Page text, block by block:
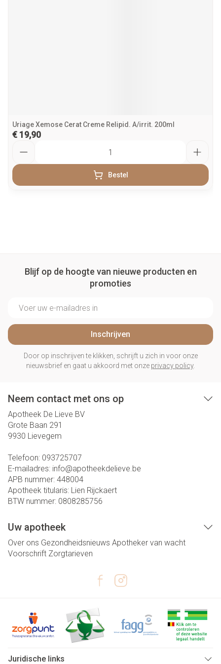
Uriage Xemose Cerat Creme Relipid. A/irrit. 200ml
€ 19,90
Bestel
Blijf op de hoogte van nieuwe producten en
promoties
Inschrijven
Door op inschrijven te klikken, schrijft u zich in voor onze
nieuwsbrief en gaat u akkoord met onze privacy policy.
Neem contact met ons op
Apotheek De Lieve BV
Grote Baan 291
9930 Lievegem
Telefoon: 093725707
E-mailadres: info@apotheekdelieve.be
APB nummer: 448004
Apotheek titularis: Lien Rijckaert
BTW nummer: 0808285756
Uw apotheek
Over ons Gezondheidsnieuws Apotheker van wacht
Voorschrift Zorgtarieven
Juridische links